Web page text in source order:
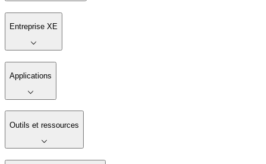
Entreprise XE
Applications
Outils et ressources